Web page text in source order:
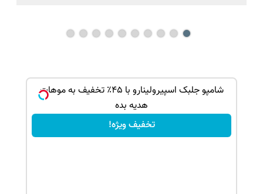
شامپو جلبک اسپیرولینارو با ۴۵٪ تخفیف به موهات
هدیه بده
تخفیف ویژه!